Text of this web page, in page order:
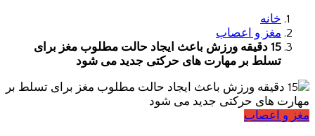
خانه
مغز و اعصاب
15 دقیقه ورزش باعث ایجاد حالت مطلوب مغز برای
تسلط بر مهارت های حرکتی جدید می شود
مغز و اعصاب